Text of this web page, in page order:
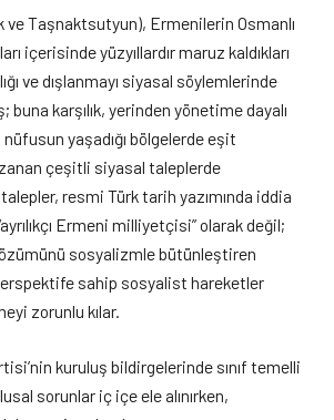
ve Taşnaktsutyun), Ermenilerin Osmanlı
içerisinde yüzyıllardır maruz kaldıkları
ve dışlanmayı siyasal söylemlerinde
buna karşılık, yerinden yönetime dayalı
yaşadığı bölgelerde eşit
çeşitli siyasal taleplerde
resmi Türk tarih yazımında iddia
Ermeni milliyetçisi” olarak değil;
sosyalizmle bütünleştiren
sahip sosyalist hareketler
zorunlu kılar.
kuruluş bildirgelerinde sınıf temelli
sorunlar iç içe ele alınırken,